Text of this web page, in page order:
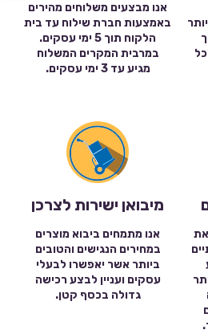
אנו מבצעים משלוחים מהירים
באמצעות חברת שילוח עד בית
הלקוח תוך 5 ימי עסקים.
במרבית המקרים המשלוח
מגיע עד 3 ימי עסקים.
את
מיבואן ישירות לצרכן
אנו מתמחים ביבוא מוצרים
במחירים הנגישים והטובים
ביותר אשר יאפשרו לבעלי
עסקים ועניין לבצע רכישה
גדולה בכסף קטן.